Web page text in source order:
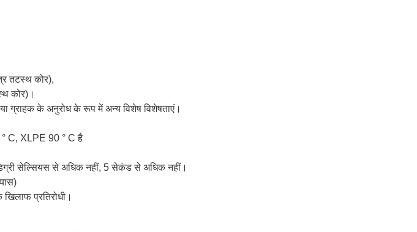
तटस्थ कोर),
कोर)।
के अनुरोध के रूप में अन्य विशेष विशेषताएं।
C, XLPE 90 ° C है
सेल्सियस से अधिक नहीं, 5 सेकंड से अधिक नहीं।
प्रतिरोधी।